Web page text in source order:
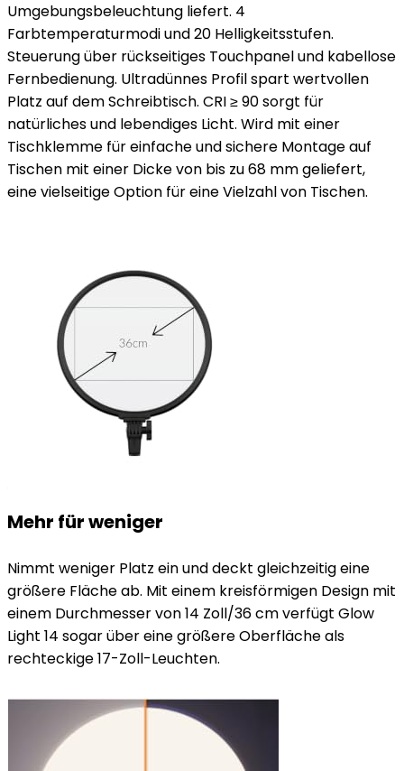
Umgebungsbeleuchtung liefert. 4
Farbtemperaturmodi und 20 Helligkeitsstufen.
Steuerung über rückseitiges Touchpanel und kabellose
Fernbedienung. Ultradünnes Profil spart wertvollen
Platz auf dem Schreibtisch. CRI ≥ 90 sorgt für
natürliches und lebendiges Licht. Wird mit einer
Tischklemme für einfache und sichere Montage auf
Tischen mit einer Dicke von bis zu 68 mm geliefert,
eine vielseitige Option für eine Vielzahl von Tischen.
Mehr für weniger
Nimmt weniger Platz ein und deckt gleichzeitig eine
größere Fläche ab. Mit einem kreisförmigen Design mit
einem Durchmesser von 14 Zoll/36 cm verfügt Glow
Light 14 sogar über eine größere Oberfläche als
rechteckige 17-Zoll-Leuchten.